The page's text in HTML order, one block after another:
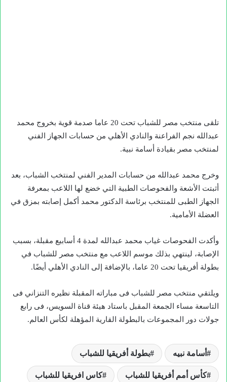
تلقى منتخب مصر للشباب تحت 20 عاما صدمة قوية بخروج محمد
عبدالله نجم الفراعنة والنادي الأهلي من حسابات الجهاز الفني
لمنتخب مصر بقيادة أسامة نبية.
وخرج محمد عبدالله من حسابات المدير الفني لمنتخب الشباب، بعد
أثبتت الأشعة والفحوصات الطبية التي خضع لها اللاعب بمعرفة
الجهاز الطبى للمنتخب برئاسة الدكتور محمد أكمل إصابته بمزق في
العضلة الأمامية.
وأكدت الفحوصات غياب محمد عبدالله لمدة 4 أسابيع مقبلة، بسبب
الإصابة، لينتهي بذلك موسم اللاعب مع منتخب مصر للشباب في
بطولة أفريقيا تحت 20 عاما، بالإضافة إلى النادي الأهلي أيضًا.
ويلتقي منتخب مصر للشباب فى مباراته المقبلة نظيره التنزاني فى
التاسعة مساء الجمعة المقبل باستاد هيئة قناة السويس، فى رابع
جولات دور المجموعات بالبطولة القارية المؤهلة لكأس العالم.
أسامة نبيه بطولة أفريقيا للشباب
كأس أمم أفريقيا للشباب كاس افريقيا للشباب